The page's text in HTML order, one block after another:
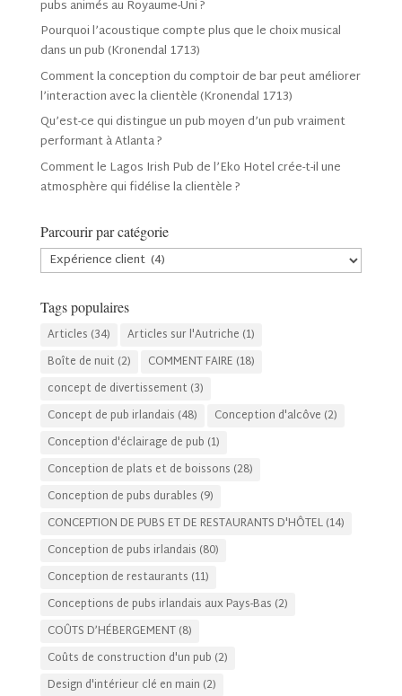
pubs animés au Royaume-Uni ?
Pourquoi l’acoustique compte plus que le choix musical
dans un pub (Kronendal 1713)
Comment la conception du comptoir de bar peut améliorer
l’interaction avec la clientèle (Kronendal 1713)
Qu’est-ce qui distingue un pub moyen d’un pub vraiment
performant à Atlanta ?
Comment le Lagos Irish Pub de l’Eko Hotel crée-t-il une
atmosphère qui fidélise la clientèle ?
Parcourir par catégorie
Parcourir
par
Tags populaires
Articles (34) Articles sur l'Autriche (1)
Boîte de nuit (2) COMMENT FAIRE (18)
concept de divertissement (3)
Concept de pub irlandais (48) Conception d'alcôve (2)
Conception d'éclairage de pub (1)
Conception de plats et de boissons (28)
Conception de pubs durables (9)
CONCEPTION DE PUBS ET DE RESTAURANTS D'HÔTEL(14)
Conception de pubs irlandais (80)
Conception de restaurants (11)
Conceptions de pubs irlandais aux Pays-Bas (2)
COÛTS D’HÉBERGEMENT(8)
Coûts de construction d'un pub (2)
Design d'intérieur clé en main (2)